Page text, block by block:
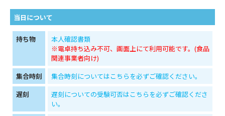
当日について
持ち物
本人確認書類
※電卓持ち込み不可、画面上にて利用可能です。(食品
関連事業者向け)
集合時刻
集合時刻についてはこちらを必ずご確認ください。
遅刻
遅刻についての受験可否はこちらを必ずご確認くださ
い。